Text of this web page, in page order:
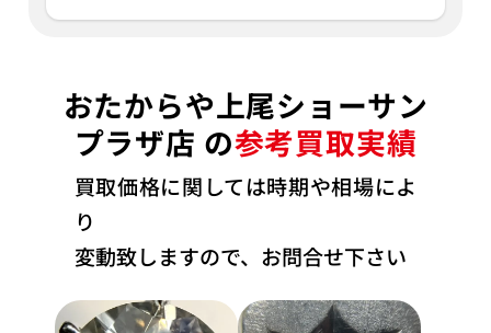
おたからや上尾ショーサン
プラザ店 の参考買取実績
買取価格に関しては時期や相場によ
り
変動致しますので、お問合せ下さい